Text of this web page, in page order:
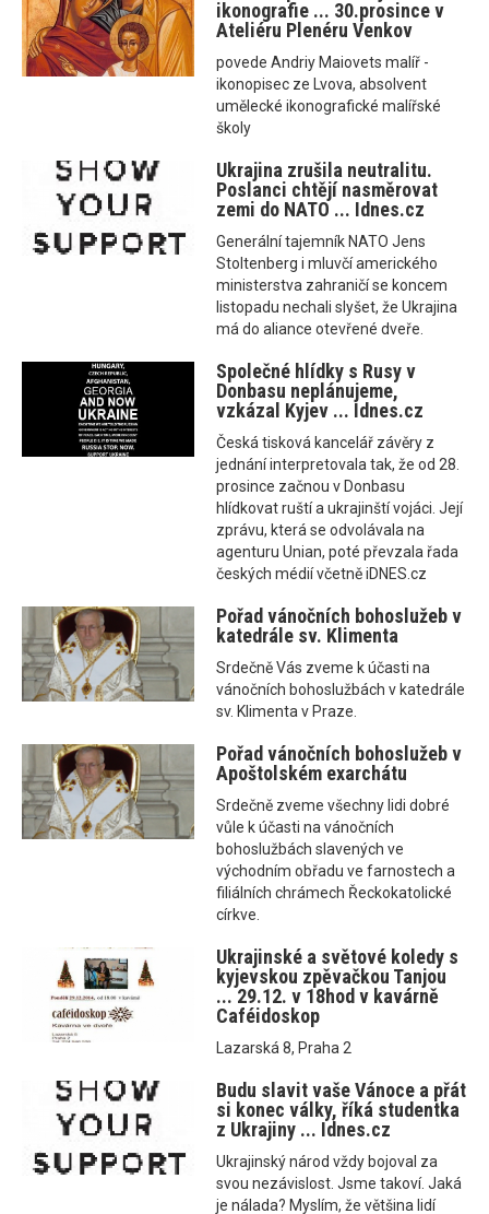
ikonografie ... 30.prosince v
Ateliéru Plenéru Venkov
povede Andriy Maiovets malíř -
ikonopisec ze Lvova, absolvent
umělecké ikonografické malířské
školy
Ukrajina zrušila neutralitu.
Poslanci chtějí nasměrovat
zemi do NATO ... Idnes.cz
Generální tajemník NATO Jens
Stoltenberg i mluvčí amerického
ministerstva zahraničí se koncem
listopadu nechali slyšet, že Ukrajina
má do aliance otevřené dveře.
Společné hlídky s Rusy v
Donbasu neplánujeme,
vzkázal Kyjev ... Idnes.cz
Česká tisková kancelář závěry z
jednání interpretovala tak, že od 28.
prosince začnou v Donbasu
hlídkovat ruští a ukrajinští vojáci. Její
zprávu, která se odvolávala na
agenturu Unian, poté převzala řada
českých médií včetně iDNES.cz
Pořad vánočních bohoslužeb v
katedrále sv. Klimenta
Srdečně Vás zveme k účasti na
vánočních bohoslužbách v katedrále
sv. Klimenta v Praze.
Pořad vánočních bohoslužeb v
Apoštolském exarchátu
Srdečně zveme všechny lidi dobré
vůle k účasti na vánočních
bohoslužbách slavených ve
východním obřadu ve farnostech a
filiálních chrámech Řeckokatolické
církve.
Ukrajinské a světové koledy s
kyjevskou zpěvačkou Tanjou
... 29.12. v 18hod v kavárně
Caféidoskop
Lazarská 8, Praha 2
Budu slavit vaše Vánoce a přát
si konec války, říká studentka
z Ukrajiny ... Idnes.cz
Ukrajinský národ vždy bojoval za
svou nezávislost. Jsme takoví. Jaká
je nálada? Myslím, že většina lidí